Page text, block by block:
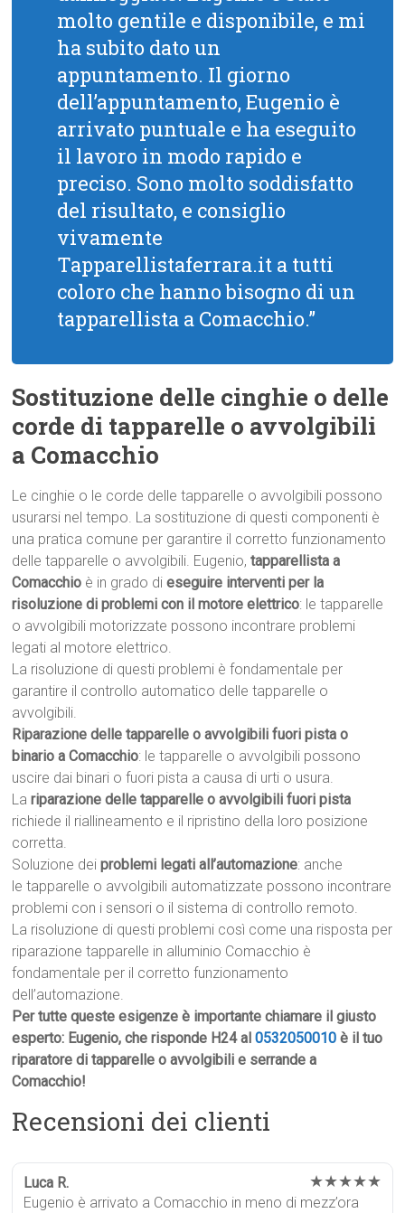
molto gentile e disponibile, e mi
ha subito dato un
appuntamento. Il giorno
dell’appuntamento, Eugenio è
arrivato puntuale e ha eseguito
il lavoro in modo rapido e
preciso. Sono molto soddisfatto
del risultato, e consiglio
vivamente
Tapparellistaferrara.it a tutti
coloro che hanno bisogno di un
tapparellista a Comacchio.”
Sostituzione delle cinghie o delle
corde di tapparelle o avvolgibili
a Comacchio
Le cinghie o le corde delle tapparelle o avvolgibili possono
usurarsi nel tempo. La sostituzione di questi componenti è
una pratica comune per garantire il corretto funzionamento
delle tapparelle o avvolgibili. Eugenio,tapparellista a
Comacchio è in grado dieseguire interventi per la
risoluzione di problemi con il motore elettrico: le tapparelle
o avvolgibili motorizzate possono incontrare problemi
legati al motore elettrico.
La risoluzione di questi problemi è fondamentale per
garantire il controllo automatico delle tapparelle o
avvolgibili.
Riparazione delle tapparelle o avvolgibili fuori pista o
binario a Comacchio: le tapparelle o avvolgibili possono
uscire dai binari o fuori pista a causa di urti o usura.
Lariparazione delle tapparelle o avvolgibili fuori pista
richiede il riallineamento e il ripristino della loro posizione
corretta.
Soluzione deiproblemi legati all’automazione: anche
le tapparelle o avvolgibili automatizzate possono incontrare
problemi con i sensori o il sistema di controllo remoto.
La risoluzione di questi problemi così come una risposta per
riparazione tapparelle in alluminio Comacchio è
fondamentale per il corretto funzionamento
dell’automazione.
Per tutte queste esigenze è importante chiamare il giusto
esperto: Eugenio, che risponde H24 al0532050010 è il tuo
riparatore di tapparelle o avvolgibili e serrande a
Comacchio!
Recensioni dei clienti
Luca R. ★★★★★
Eugenio è arrivato a Comacchio in meno di mezz’ora